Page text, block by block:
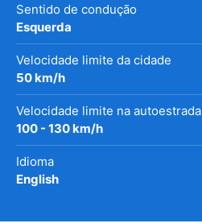
Sentido de condução
Esquerda
Velocidade limite da cidade
50 km/h
Velocidade limite na autoestrada
100 - 130 km/h
Idioma
English